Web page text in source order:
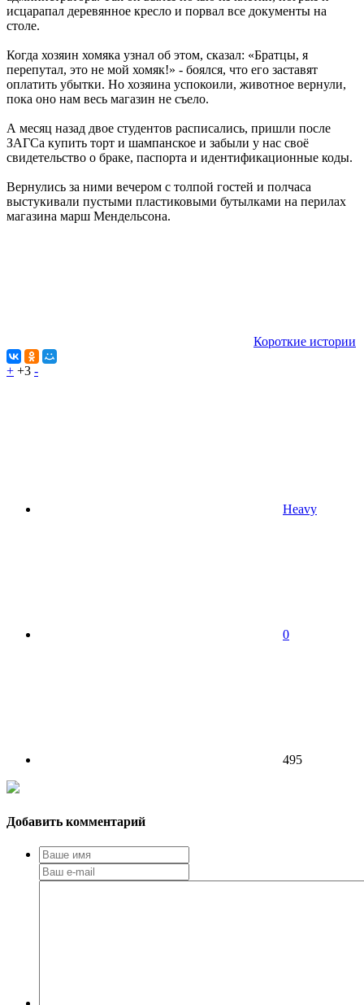
исцарапал деревянное кресло и порвал все документы на
столе.
Когда хозяин хомяка узнал об этом, сказал: «Братцы, я
перепутал, это не мой хомяк!» - боялся, что его заставят
оплатить убытки. Но хозяина успокоили, животное вернули,
пока оно нам весь магазин не съело.
А месяц назад двое студентов расписались, пришли после
ЗАГСа купить торт и шампанское и забыли у нас своё
свидетельство о браке, паспорта и идентификационные коды.
Вернулись за ними вечером с толпой гостей и полчаса
выстукивали пустыми пластиковыми бутылками на перилах
магазина марш Мендельсона.
Короткие истории
+ +3 -
Heavy
0
495
Добавить комментарий